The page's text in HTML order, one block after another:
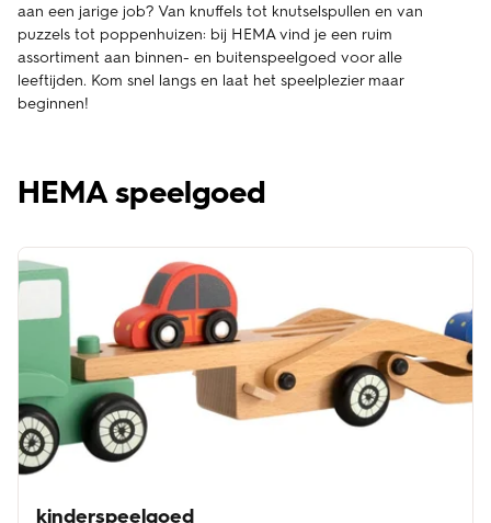
aan een jarige job? Van knuffels tot knutselspullen en van
puzzels tot poppenhuizen: bij HEMA vind je een ruim
assortiment aan binnen- en buitenspeelgoed voor alle
leeftijden. Kom snel langs en laat het speelplezier maar
beginnen!
HEMA speelgoed
kinderspeelgoed